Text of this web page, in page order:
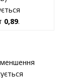
0,89.